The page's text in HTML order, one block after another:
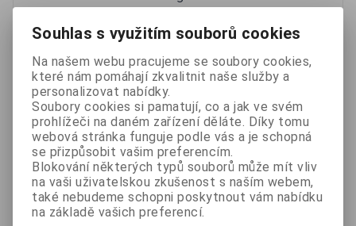
Technické parametry
Napájení: baterie 12V typ 27A (součástí balení)
Počet tlačítek: 4
Označení tlačítek: A,B,C a D
Frekvence: 433MHz
Dosah: 100m ve volném prostoru
Materiál: PVC
Kompatibilita: Ovladače KL-xxx, UniBOX
Rozměry:55 x 30 x 13mm
Souhlas s využitím souborů cookies
Na našem webu pracujeme se soubory cookies,
které nám pomáhají zkvalitnit naše služby a
personalizovat nabídky.
Soubory cookies si pamatují, co a jak ve svém
prohlížeči na daném zařízení děláte. Díky tomu
webová stránka funguje podle vás a je schopná
se přizpůsobit vašim preferencím.
Blokování některých typů souborů může mít vliv
na vaši uživatelskou zkušenost s naším webem,
také nebudeme schopni poskytnout vám nabídku
na základě vašich preferencí.